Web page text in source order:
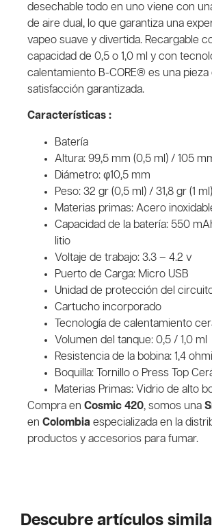
desechable todo en uno viene con
de aire dual, lo que garantiza una
vapeo suave y divertida. Recargable
capacidad de 0,5 o 1,0 ml y con
calentamiento B-CORE® es una pieza
satisfacción garantizada.
Características :
Batería
Altura: 99,5 mm (0,5 ml) / 105
Diámetro: φ10,5 mm
Peso: 32 gr (0,5 ml) / 31,8 gr (1 ml)
Materias primas: Acero
Capacidad de la batería: 550
litio
Voltaje de trabajo: 3.3 – 4.2 v
Puerto de Carga: Micro USB
Unidad de protección del
Cartucho incorporado
Tecnología de calentamiento
Volumen del tanque: 0,5 / 1,0 ml
Resistencia de la bobina: 1,4
Boquilla: Tornillo o Press Top
Materias Primas: Vidrio de alto
Compra en Cosmic 420, somos una
en Colombia especializada en la
productos y accesorios para fumar.
Descubre artículos